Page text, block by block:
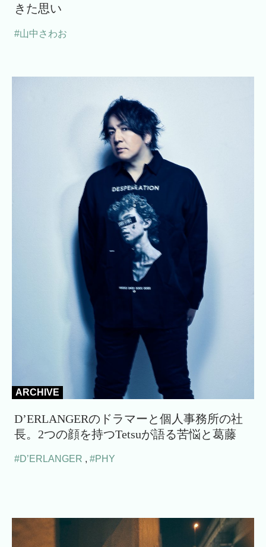
きた思い
#山中さわお
ARCHIVE
D’ERLANGERのドラマーと個人事務所の社
長。2つの顔を持つTetsuが語る苦悩と葛藤
#D’ERLANGER , #PHY